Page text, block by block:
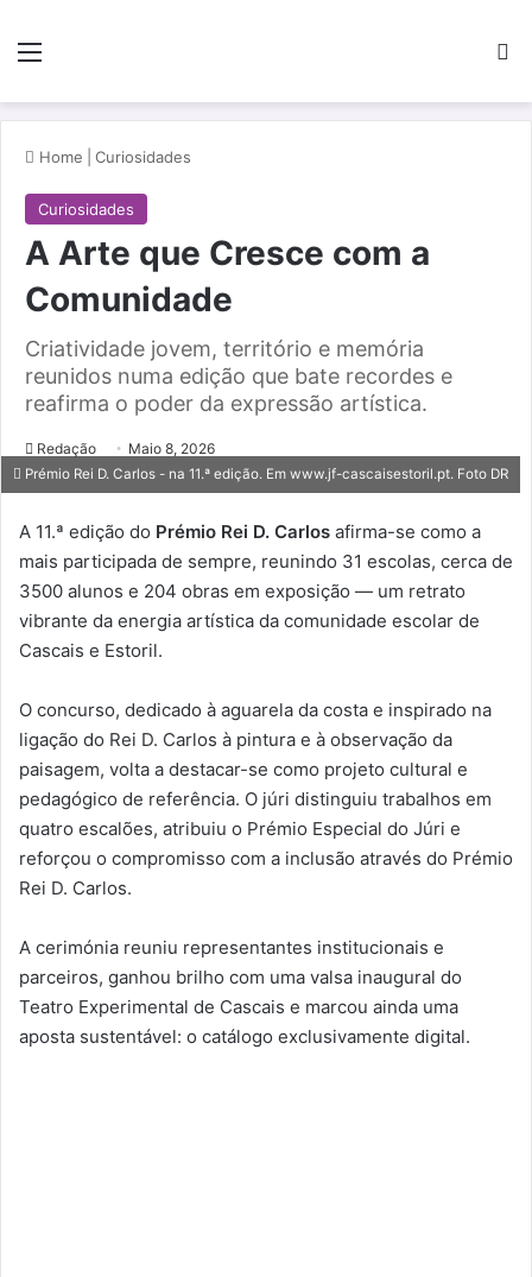
Menu
Home Curiosidades
Curiosidades
A Arte que Cresce com a
Comunidade
Criatividade jovem, território e memória
reunidos numa edição que bate recordes e
reafirma o poder da expressão artística.
Redação Maio 8, 2026
Prémio Rei D. Carlos - na 11.ª edição. Em www.jf-cascaisestoril.pt. Foto DR
A 11.ª edição do Prémio Rei D. Carlos afirma-se como a
mais participada de sempre, reunindo 31 escolas, cerca de
3500 alunos e 204 obras em exposição — um retrato
vibrante da energia artística da comunidade escolar de
Cascais e Estoril.
O concurso, dedicado à aguarela da costa e inspirado na
ligação do Rei D. Carlos à pintura e à observação da
paisagem, volta a destacar-se como projeto cultural e
pedagógico de referência. O júri distinguiu trabalhos em
quatro escalões, atribuiu o Prémio Especial do Júri e
reforçou o compromisso com a inclusão através do Prémio
Rei D. Carlos.
A cerimónia reuniu representantes institucionais e
parceiros, ganhou brilho com uma valsa inaugural do
Teatro Experimental de Cascais e marcou ainda uma
aposta sustentável: o catálogo exclusivamente digital.